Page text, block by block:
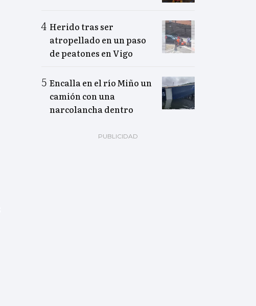
Herido tras ser
atropellado en un paso
de peatones en Vigo
Encalla en el río Miño un
camión con una
narcolancha dentro